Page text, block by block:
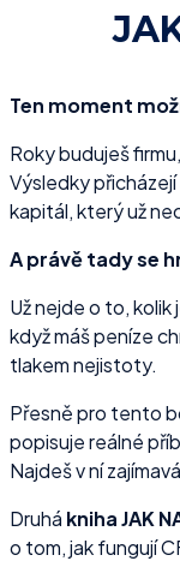
Ten moment
Roky buduješ
Výsledky
kapitál, který už
A právě tady se
Už nejde o to,
když máš peníze
tlakem nejistoty.
Přesně pro tento
popisuje reálné
Najdeš v ní
Druhá kniha JAK
o tom, jak fungují